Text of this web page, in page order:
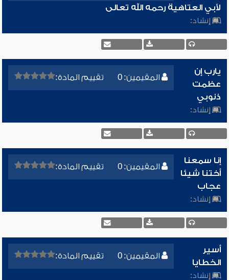
لأبي العتاهية رحمه الله تعالى
إنشاد:
المقيمين: 0 تقييم المادة:
يارب إن
عظمت
ذنوبي
إنشاد:
المقيمين: 0 تقييم المادة:
إنا سمعنا
أختنا شيئا
عجاب
إنشاد:
المقيمين: 0 تقييم المادة:
أسير
الخطايا
إنشاد: